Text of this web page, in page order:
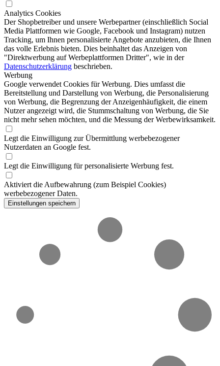
Analytics Cookies
Der Shopbetreiber und unsere Werbepartner (einschließlich Social
Media Plattformen wie Google, Facebook und Instagram) nutzen
Tracking, um Ihnen personalisierte Angebote anzubieten, die Ihnen
das volle Erlebnis bieten. Dies beinhaltet das Anzeigen von
"Direktwerbung auf Werbeplattformen Dritter", wie in der
Datenschutzerklärung beschrieben.
Werbung
Google verwendet Cookies für Werbung. Dies umfasst die
Bereitstellung und Darstellung von Werbung, die Personalisierung
von Werbung, die Begrenzung der Anzeigenhäufigkeit, die einem
Nutzer angezeigt wird, die Stummschaltung von Werbung, die Sie
nicht mehr sehen möchten, und die Messung der Werbewirksamkeit.
Legt die Einwilligung zur Übermittlung werbebezogener
Nutzerdaten an Google fest.
Legt die Einwilligung für personalisierte Werbung fest.
Aktiviert die Aufbewahrung (zum Beispiel Cookies)
werbebezogener Daten.
Einstellungen speichern